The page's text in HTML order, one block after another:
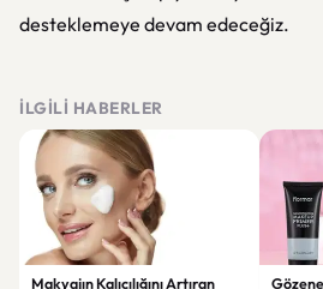
desteklemeye devam edeceğiz.
İLGILI HABERLER
Makyajın Kalıcılığını Artıran